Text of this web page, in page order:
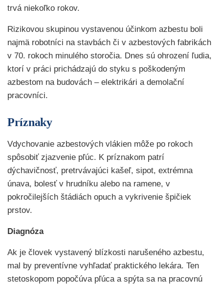
trvá niekoľko rokov.
Rizikovou skupinou vystavenou účinkom azbestu boli
najmä robotníci na stavbách či v azbestových fabrikách
v 70. rokoch minulého storočia. Dnes sú ohrození ľudia,
ktorí v práci prichádzajú do styku s poškodeným
azbestom na budovách – elektrikári a demolační
pracovníci.
Príznaky
Vdychovanie azbestových vlákien môže po rokoch
spôsobiť zjazvenie pľúc. K príznakom patrí
dýchavičnosť, pretrvávajúci kašeľ, sipot, extrémna
únava, bolesť v hrudníku alebo na ramene, v
pokročilejších štádiách opuch a vykrivenie špičiek
prstov.
Diagnóza
Ak je človek vystavený blízkosti narušeného azbestu,
mal by preventívne vyhľadať praktického lekára. Ten
stetoskopom popočúva pľúca a spýta sa na pracovnú